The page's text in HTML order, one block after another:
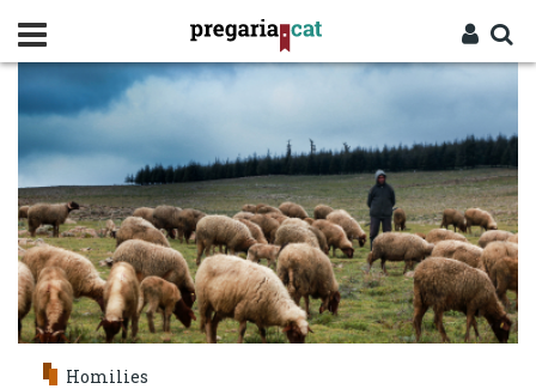
contingut
Cercador
MISSIÓ
Homilies